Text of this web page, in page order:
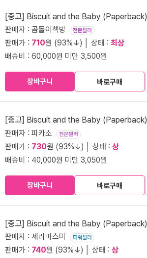
[중고] Biscuit and the Baby (Paperback)
판매자 : 곰돌이책방 전문셀러
판매가 : 710원 (93%↓) │ 상태 : 최상
배송비 : 60,000원 미만 3,500원
장바구니 바로구매
[중고] Biscuit and the Baby (Paperback)
판매자 : 피카소 전문셀러
판매가 : 730원 (93%↓) │ 상태 : 상
배송비 : 40,000원 미만 3,050원
장바구니 바로구매
[중고] Biscuit and the Baby (Paperback)
판매자 : 세라마스미 파워셀러
판매가 : 740원 (93%↓) │ 상태 : 상